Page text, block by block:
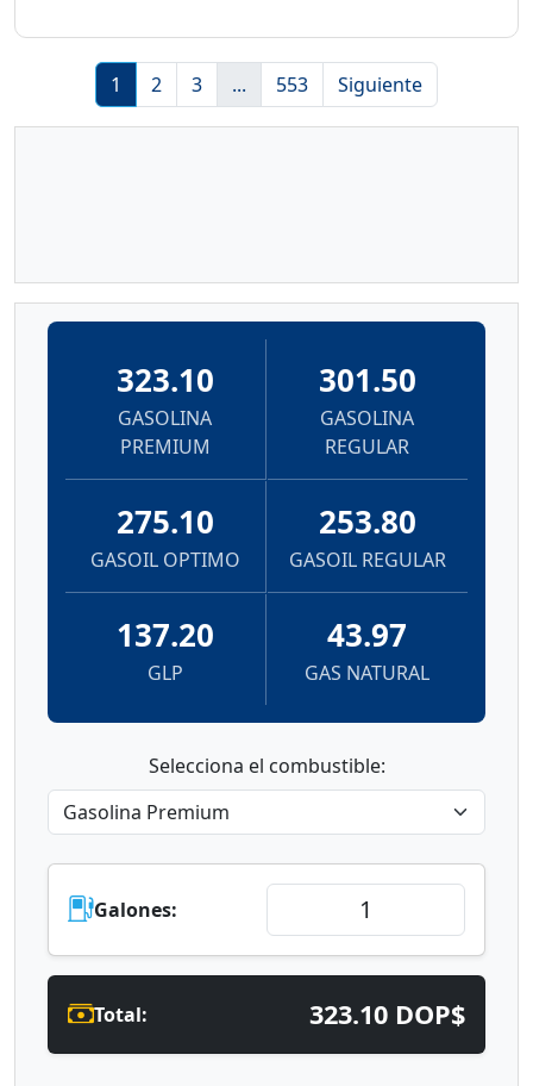
1 2 3 ... 553 Siguiente
323.10
GASOLINA
PREMIUM
301.50
GASOLINA
REGULAR
275.10
GASOIL OPTIMO
253.80
GASOIL REGULAR
137.20
GLP
43.97
GAS NATURAL
Selecciona el combustible:
Galones:
Total: 323.10 DOP$